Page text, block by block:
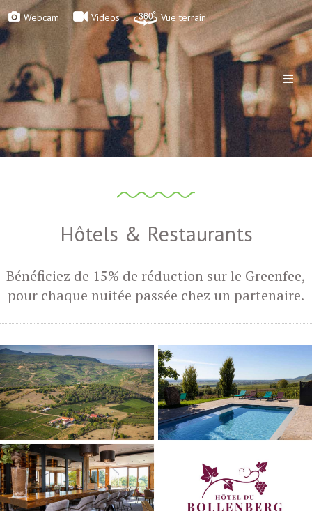
Webcam Videos Vue terrain
Hôtels & Restaurants
Bénéficiez de 15% de réduction sur le Greenfee,
pour chaque nuitée passée chez un partenaire.